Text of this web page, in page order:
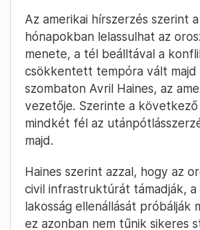
Az amerikai hírszerzés szerint
hónapokban lelassulhat az
menete, a tél beálltával a
csökkentett tempóra vált majd
szombaton Avril Haines, az
vezetője. Szerinte a
mindkét fél az
majd.
Haines szerint azzal, hogy az
civil infrastruktúrát támadják, a
lakosság ellenállását próbálják
ez azonban nem tűnik sikeres